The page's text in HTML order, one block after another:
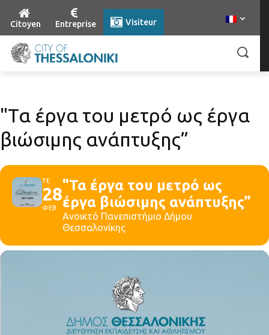
Citoyen Entreprise Visiteur
"Τα έργα του μετρό ως έργα
βιώσιμης ανάπτυξης”
ΤΕ
28
ΦΕΒ
"Τα έργα του μετρό ως
έργα βιώσιμης ανάπτυξης”
Ανοικτό Πανεπιστήμιο Δήμου
Θεσσαλονίκης